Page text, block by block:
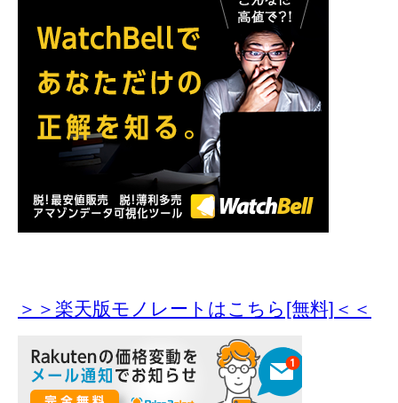
＞＞楽天版モノレートはこちら[無料]＜＜